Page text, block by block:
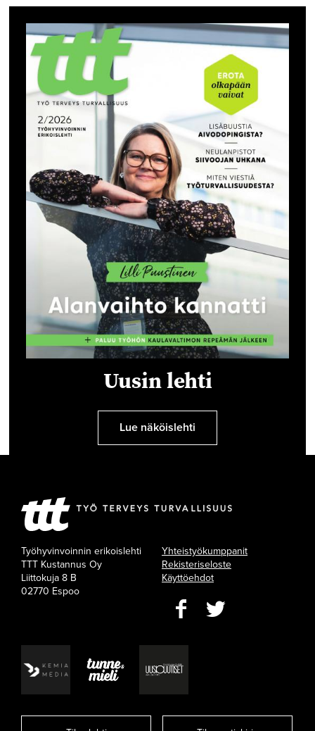
Uusin lehti
Lue näköislehti
Työhyvinvoinnin erikoislehti
TTT Kustannus Oy
Liittokuja 8 B
02770 Espoo
Yhteistyökumppanit
Rekisteriseloste
Käyttöehdot